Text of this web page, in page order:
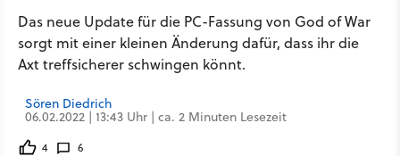
Das neue Update für die PC-Fassung von God of War
sorgt mit einer kleinen Änderung dafür, dass ihr die
Axt treffsicherer schwingen könnt.
Sören Diedrich
06.02.2022 | 13:43 Uhr | ca. 2 Minuten Lesezeit
4 6